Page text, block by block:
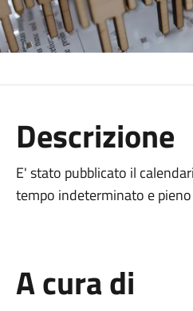
Descrizione
E' stato pubblicato il
tempo indeterminato e pieno
A cura di